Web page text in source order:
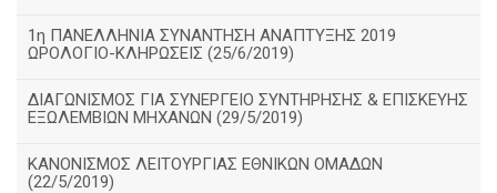
1η ΠΑΝΕΛΛΗΝΙΑ ΣΥΝΑΝΤΗΣΗ ΑΝΑΠΤΥΞΗΣ 2019
ΩΡΟΛΟΓΙΟ-ΚΛΗΡΩΣΕΙΣ (25/6/2019)
ΔΙΑΓΩΝΙΣΜΟΣ ΓΙΑ ΣΥΝΕΡΓΕΙΟ ΣΥΝΤΗΡΗΣΗΣ & ΕΠΙΣΚΕΥΗΣ
ΕΞΩΛΕΜΒΙΩΝ ΜΗΧΑΝΩΝ (29/5/2019)
ΚΑΝΟΝΙΣΜΟΣ ΛΕΙΤΟΥΡΓΙΑΣ ΕΘΝΙΚΩΝ ΟΜΑΔΩΝ
(22/5/2019)